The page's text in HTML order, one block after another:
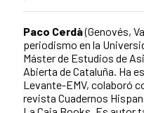
Paco Cerdà(Genovés,
periodismo en la
Máster de Estudios de
Abierta de Cataluña. Ha
Levante-EMV, colaboró
revista Cuadernos